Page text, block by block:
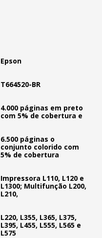
Epson
T664520-BR
4.000 páginas em preto
com 5% de cobertura e
6.500 páginas o
conjunto colorido com
5% de cobertura
Impressora L110, L120 e
L1300; Multifunção L200,
L210,
L220, L355, L365, L375,
L395, L455, L555, L565 e
L575